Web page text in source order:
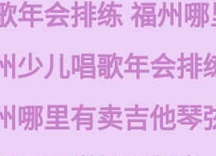
年会排练 福州
少儿唱歌年会排
哪里有卖吉他琴